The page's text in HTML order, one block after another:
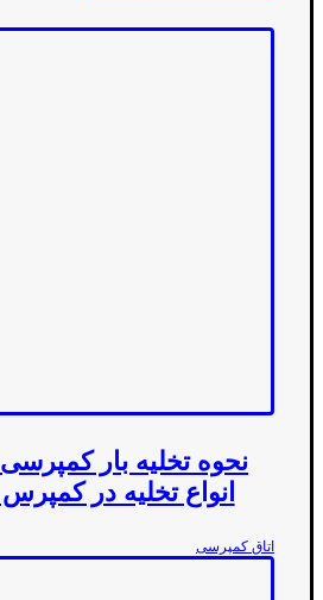
انواع تخلیه در
اتاق کمپرسی